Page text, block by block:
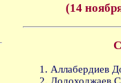
(14
Аллабердиев
Додоходжаев